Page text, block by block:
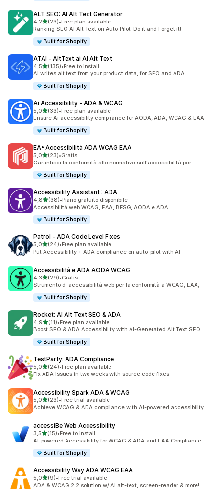
ALT SEO: AI Alt Text Generator
4,2stelle su 5
(23)
23 recensioni totali
•Free plan available
Ranking SEO AI Alt Text on Auto‑Pilot. Do it and Forget it!
Built for Shopify
ATAI ‑ AltText.ai AI Alt Text
4,5stelle su 5
(135)
135 recensioni totali
•Free to install
AI writes alt text from your product data, for SEO and ADA.
Built for Shopify
Ai Accessibility ‑ ADA & WCAG
5,0stelle su 5
(33)
33 recensioni totali
•Free plan available
Ensure Ai accessibility compliance for AODA, ADA, WCAG & EAA
Built for Shopify
EA• Accessibilità ADA WCAG EAA
5,0stelle su 5
(23)
23 recensioni totali
•Gratis
Garantisci la conformità alle normative sull'accessibilità per
Built for Shopify
Accessibility Assistant : ADA
4,8stelle su 5
(38)
38 recensioni totali
•Piano gratuito disponibile
Accessibilità web WCAG, EAA, BFSG, AODA e ADA
Built for Shopify
Patrol ‑ ADA Code Level Fixes
5,0stelle su 5
(24)
24 recensioni totali
•Free plan available
Put Accessibility + ADA compliance on auto-pilot with AI
Accessibilità e ADA AODA WCAG
4,3stelle su 5
(29)
29 recensioni totali
•Gratis
Strumento di accessibilità web per la conformità a WCAG, EAA,
Built for Shopify
Rocket: AI Alt Text SEO & ADA
4,9stelle su 5
(11)
11 recensioni totali
•Free plan available
Boost SEO & ADA Accessibility with AI-Generated Alt Text SEO
Built for Shopify
TestParty: ADA Compliance
5,0stelle su 5
(24)
24 recensioni totali
•Free plan available
Fix ADA issues in two weeks with source code fixes
Accessibility Spark ADA & WCAG
5,0stelle su 5
(23)
23 recensioni totali
•Free trial available
Achieve WCAG & ADA compliance with AI-powered accessibility.
accessiBe Web Accessibility
3,5stelle su 5
(15)
15 recensioni totali
•Free to install
AI-powered Accessibility for WCAG & ADA and EAA Compliance
Built for Shopify
Accessibility Way ADA WCAG EAA
5,0stelle su 5
(9)
9 recensioni totali
•Free trial available
ADA & WCAG 2.2 solution w/ AI alt-text, screen-reader & more!